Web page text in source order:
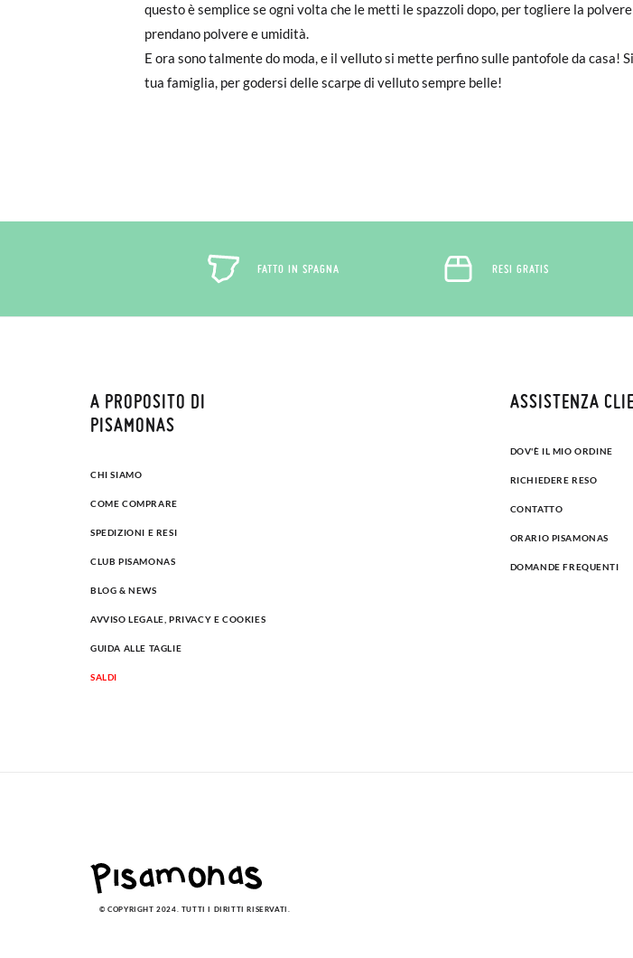
questo è semplice se ogni volta che le metti le spazzoli dopo, per togliere la
prendano polvere e umidità.
E ora sono talmente do moda, e il velluto si mette perfino sulle pantofole da casa!
tua famiglia, per godersi delle scarpe di velluto sempre belle!
FATTO IN SPAGNA RESI GRATIS
A PROPOSITO DI
PISAMONAS
CHI SIAMO
COME COMPRARE
SPEDIZIONI E RESI
CLUB PISAMONAS
BLOG & NEWS
AVVISO LEGALE, PRIVACY E COOKIES
GUIDA ALLE TAGLIE
SALDI
ASSISTENZA
DOV'È IL MIO ORDINE
RICHIEDERE RESO
CONTATTO
ORARIO PISAMONAS
DOMANDE FREQUENTI
© COPYRIGHT 2024. TUTTI I DIRITTI RISERVATI.